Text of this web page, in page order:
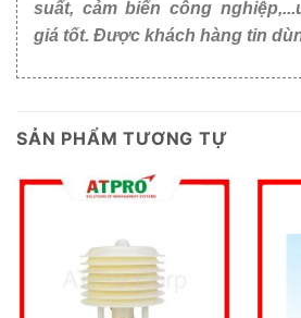
suất, cảm biến công
giá tốt. Được khách hàng tin
SẢN PHẨM TƯƠNG TỰ